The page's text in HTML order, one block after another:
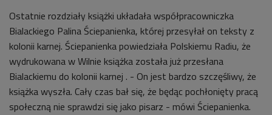
Ostatnie rozdziały książki układała współpracowniczka
Bialackiego Palina Ściepanienka, której przesyłał on teksty z
kolonii karnej. Ściepanienka powiedziała Polskiemu Radiu, że
wydrukowana w Wilnie książka została już przesłana
Bialackiemu do kolonii karnej . - On jest bardzo szczęśliwy, że
książka wyszła. Cały czas bał się, że będąc pochłonięty pracą
społeczną nie sprawdzi się jako pisarz - mówi Ściepanienka.